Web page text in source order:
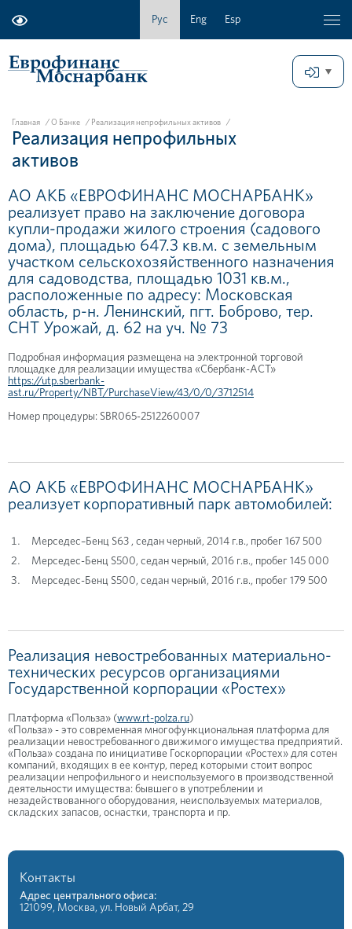
Рус Eng Esp
Главная / О Банке / Реализация непрофильных активов /
Реализация непрофильных
активов
АО АКБ «ЕВРОФИНАНС МОСНАРБАНК»
реализует право на заключение договора
купли-продажи жилого строения (садового
дома), площадью 647.3 кв.м. с земельным
участком сельскохозяйственного назначения
для садоводства, площадью 1031 кв.м.,
расположенные по адресу: Московская
область, р-н. Ленинский, пгт. Боброво, тер.
СНТ Урожай, д. 62 на уч. № 73
Подробная информация размещена на электронной торговой
площадке для реализации имущества «Сбербанк-АСТ»
https://utp.sberbank-
ast.ru/Property/NBT/PurchaseView/43/0/0/3712514
Номер процедуры: SBR065-2512260007
АО АКБ «ЕВРОФИНАНС МОСНАРБАНК»
реализует корпоративный парк автомобилей:
Мерседес–Бенц S63 , седан черный, 2014 г.в., пробег 167 500
Мерседес-Бенц S500, седан черный, 2016 г.в., пробег 145 000
Мерседес-Бенц S500, седан черный, 2016 г.в., пробег 179 500
Реализация невостребованных материально-
технических ресурсов организациями
Государственной корпорации «Ростех»
Платформа «Польза» (www.rt-polza.ru)
«Польза» - это современная многофункциональная платформа для
реализации невостребованного движимого имущества предприятий.
«Польза» создана по инициативе Госкорпорации «Ростех» для сотен
компаний, входящих в ее контур, перед которыми стоит вопрос
реализации непрофильного и неиспользуемого в производственной
деятельности имущества: бывшего в употреблении и
незадействованного оборудования, неиспользуемых материалов,
складских запасов, оснастки, транспорта и пр.
Контакты
Адрес центрального офиса:
121099, Москва, ул. Новый Арбат, 29